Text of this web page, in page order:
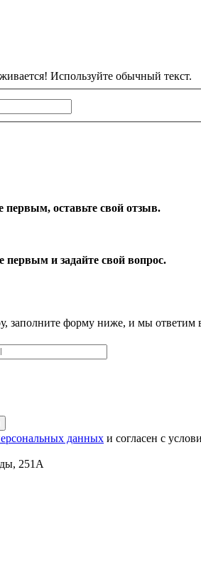
Используйте обычный текст.
первым, оставьте свой отзыв.
первым и задайте свой вопрос.
заполните форму ниже, и мы ответим
данных и согласен с
251А